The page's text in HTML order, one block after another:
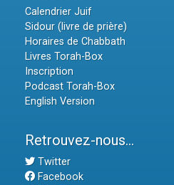
Calendrier Juif
Sidour (livre de prière)
Horaires de Chabbath
Livres Torah-Box
Inscription
Podcast Torah-Box
English Version
Retrouvez-nous...
Twitter
Facebook